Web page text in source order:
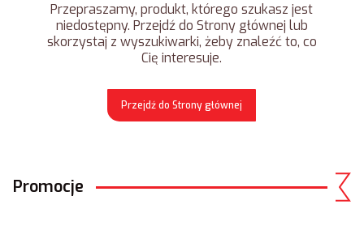
Przepraszamy, produkt, którego szukasz jest
niedostępny. Przejdź do Strony głównej lub
skorzystaj z wyszukiwarki, żeby znaleźć to, co
Cię interesuje.
Przejdź do Strony głównej
Promocje